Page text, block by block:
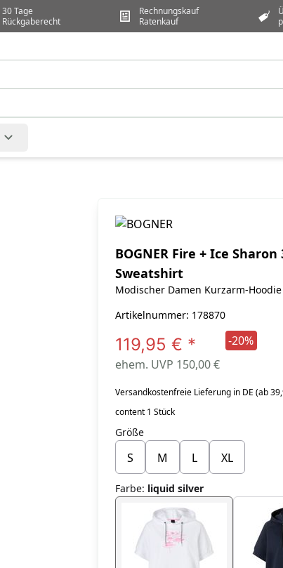
30 Tage
Rückgaberecht
Rechnungskauf
Ratenkauf
BOGNER Fire + Ice Sharon
Sweatshirt
Modischer Damen Kurzarm-
Artikelnummer: 178870
119,95 € *
ehem. UVP 150,00 €
-20%
Versandkostenfreie Lieferung in DE (ab
content 1 Stück
Größe
S M L XL
Farbe: liquid silver